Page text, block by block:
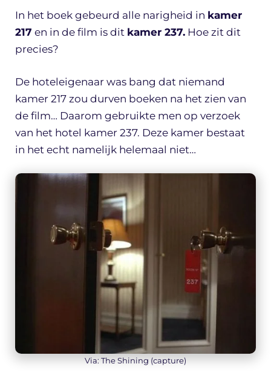
In het boek gebeurd alle narigheid in kamer
217 en in de film is dit kamer 237. Hoe zit dit
precies?
De hoteleigenaar was bang dat niemand
kamer 217 zou durven boeken na het zien van
de film… Daarom gebruikte men op verzoek
van het hotel kamer 237. Deze kamer bestaat
in het echt namelijk helemaal niet…
Via: The Shining (capture)